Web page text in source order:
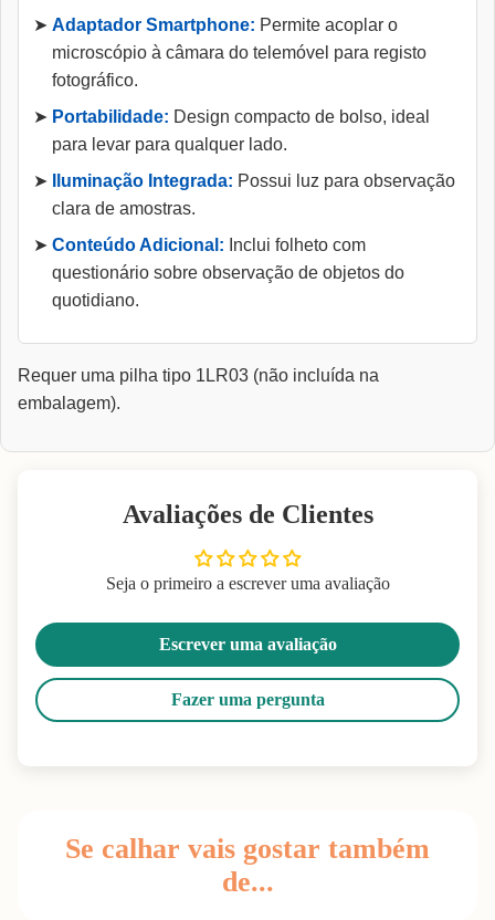
Adaptador Smartphone: Permite acoplar o
microscópio à câmara do telemóvel para registo
fotográfico.
Portabilidade: Design compacto de bolso, ideal
para levar para qualquer lado.
Iluminação Integrada: Possui luz para observação
clara de amostras.
Conteúdo Adicional: Inclui folheto com
questionário sobre observação de objetos do
quotidiano.
Requer uma pilha tipo 1LR03 (não incluída na
embalagem).
Avaliações de Clientes
Seja o primeiro a escrever uma avaliação
Escrever uma avaliação
Fazer uma pergunta
Se calhar vais gostar também
de...